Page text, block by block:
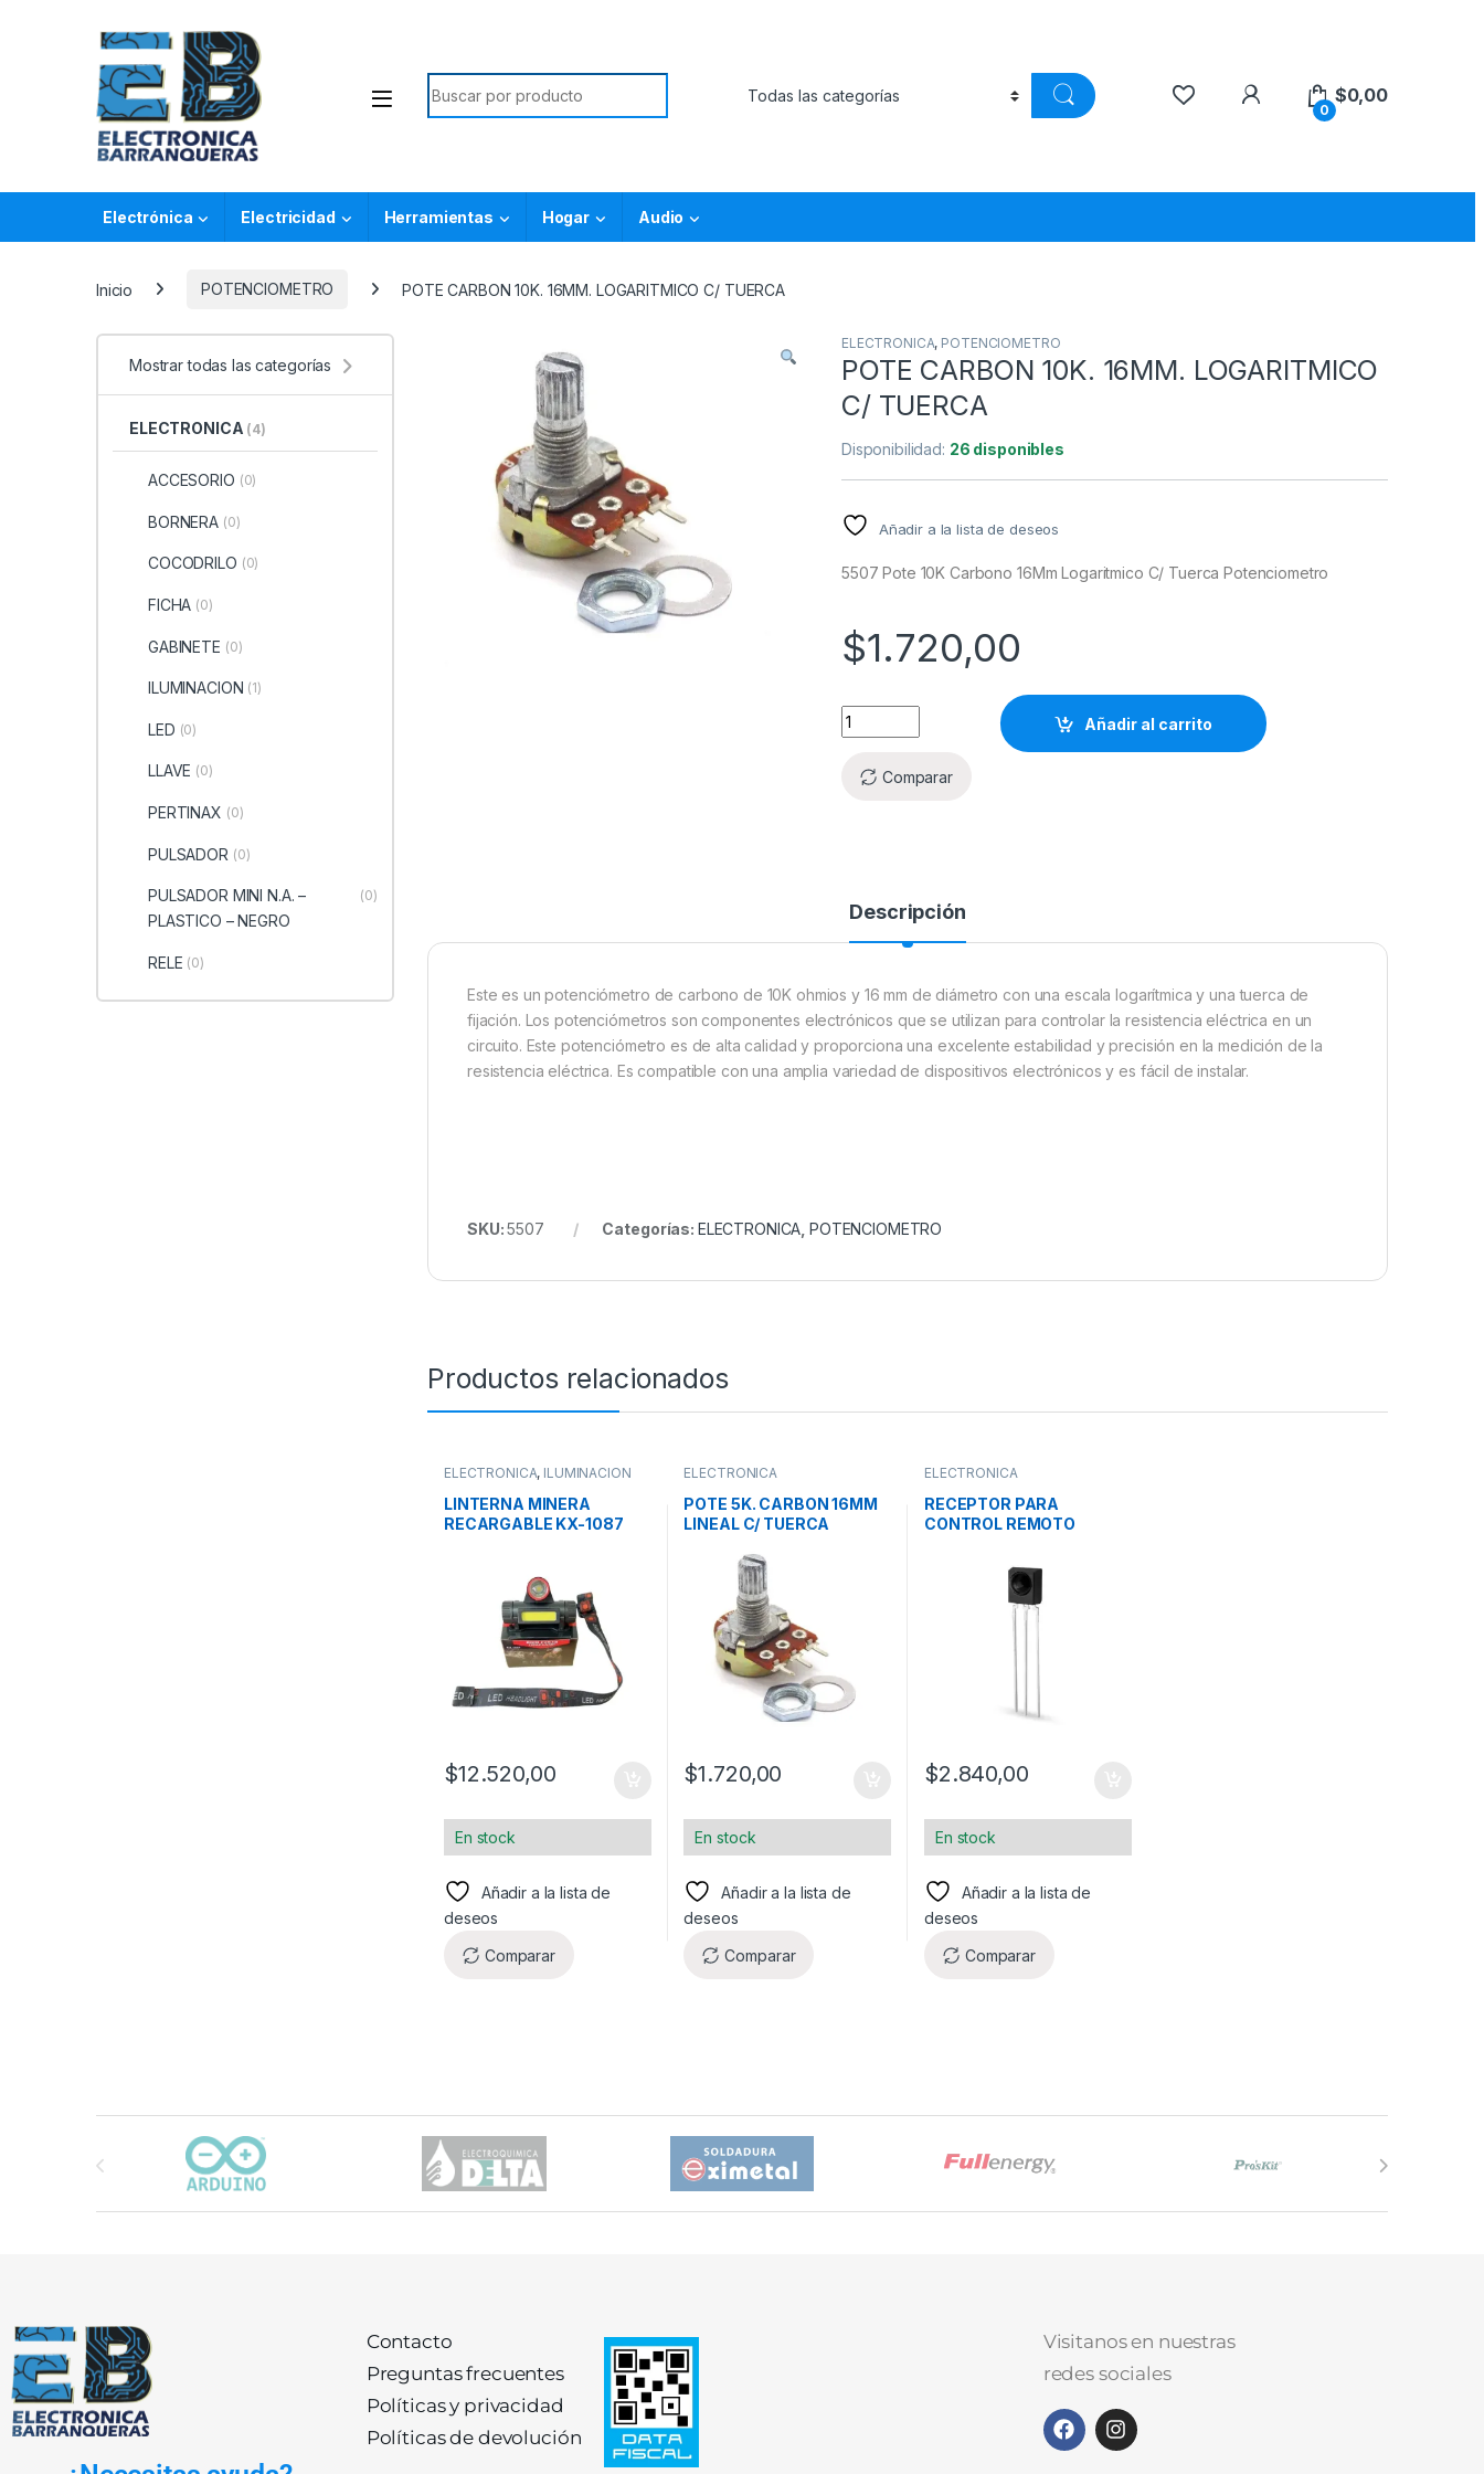
0
$0,00
Electrónica Electricidad Herramientas Hogar Audio
Inicio POTENCIOMETRO POTE CARBON 10K. 16MM. LOGARITMICO C/ TUERCA
ELECTRONICA, POTENCIOMETRO
POTE CARBON 10K. 16MM. LOGARITMICO
C/ TUERCA
Disponibilidad: 26 disponibles
Añadir a la lista de deseos
5507 Pote 10K Carbono 16Mm Logaritmico C/ Tuerca Potenciometro
$1.720,00
Añadir al carrito
Comparar
Descripción
Este es un potenciómetro de carbono de 10K ohmios y 16 mm de diámetro con una escala logarítmica y una tuerca de
fijación. Los potenciómetros son componentes electrónicos que se utilizan para controlar la resistencia eléctrica en un
circuito. Este potenciómetro es de alta calidad y proporciona una excelente estabilidad y precisión en la medición de la
resistencia eléctrica. Es compatible con una amplia variedad de dispositivos electrónicos y es fácil de instalar.
SKU:5507 Categorías: ELECTRONICA ,POTENCIOMETRO
Productos relacionados
ELECTRONICA, ILUMINACION
LINTERNA MINERA
RECARGABLE KX-1087
$12.520,00
En stock
Añadir a la lista de
deseos
Comparar
ELECTRONICA
POTE 5K. CARBON 16MM
LINEAL C/ TUERCA
$1.720,00
En stock
Añadir a la lista de
deseos
Comparar
ELECTRONICA
RECEPTOR PARA
CONTROL REMOTO
$2.840,00
En stock
Añadir a la lista de
deseos
Comparar
Mostrar todas las categorías
ELECTRONICA (4)
ACCESORIO (0)
BORNERA (0)
COCODRILO (0)
FICHA (0)
GABINETE (0)
ILUMINACION (1)
LED (0)
LLAVE (0)
PERTINAX (0)
PULSADOR (0)
PULSADOR MINI N.A. –
PLASTICO – NEGRO
(0)
RELE (0)
Carrusel de marcas
Contacto
Preguntas frecuentes
Políticas y privacidad
Políticas de devolución
Visitanos en nuestras
redes sociales